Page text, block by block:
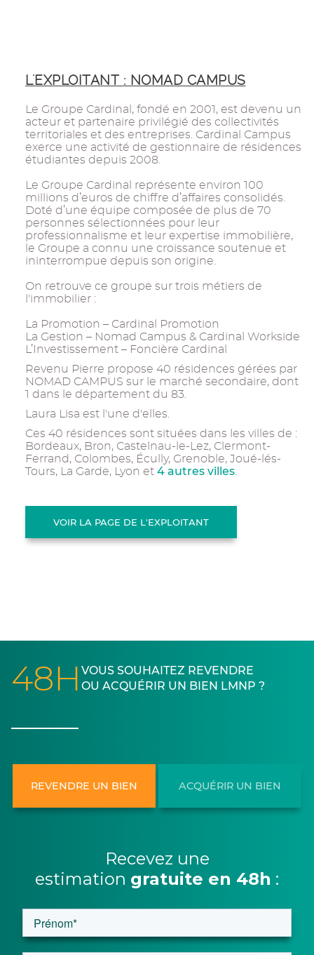
L'EXPLOITANT : NOMAD CAMPUS
Le Groupe Cardinal, fondé en 2001, est devenu un
acteur et partenaire privilégié des collectivités
territoriales et des entreprises. Cardinal Campus
exerce une activité de gestionnaire de résidences
étudiantes depuis 2008.
Le Groupe Cardinal représente environ 100
millions d’euros de chiffre d’affaires consolidés.
Doté d’une équipe composée de plus de 70
personnes sélectionnées pour leur
professionnalisme et leur expertise immobilière,
le Groupe a connu une croissance soutenue et
ininterrompue depuis son origine.
On retrouve ce groupe sur trois métiers de
l'immobilier :
La Promotion – Cardinal Promotion
La Gestion – Nomad Campus & Cardinal Workside
L’Investissement – Foncière Cardinal
Revenu Pierre propose 40 résidences gérées par
NOMAD CAMPUS sur le marché secondaire, dont
1 dans le département du 83.
Laura Lisa est l'une d'elles.
Ces 40 résidences sont situées dans les villes de :
Bordeaux, Bron, Castelnau-le-Lez, Clermont-
Ferrand, Colombes, Écully, Grenoble, Joué-lés-
Tours, La Garde, Lyon et 4 autres villes.
VOIR LA PAGE DE L'EXPLOITANT
48H VOUS SOUHAITEZ REVENDRE
OU ACQUÉRIR UN BIEN LMNP ?
REVENDRE UN BIEN ACQUÉRIR UN BIEN